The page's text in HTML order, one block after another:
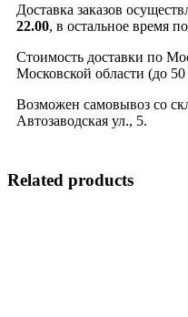
Доставка заказов
22.00, в остальное время
Стоимость доставки по
Московской области (до
Возможен самовывоз со
Автозаводская ул., 5.
Related products